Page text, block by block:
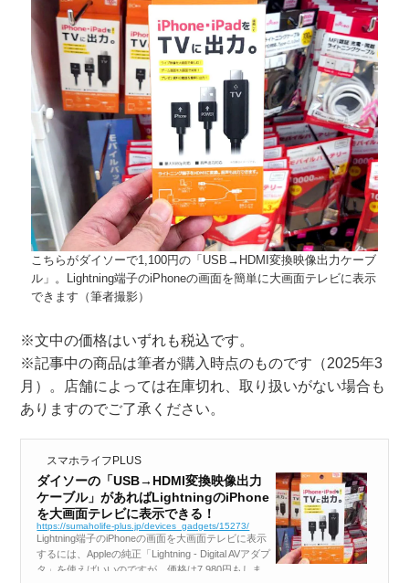
こちらがダイソーで1,100円の「USB→HDMI変換映像出力ケーブ
ル」。Lightning端子のiPhoneの画面を簡単に大画面テレビに表示
できます（筆者撮影）
※文中の価格はいずれも税込です。
※記事中の商品は筆者が購入時点のものです（2025年3
月）。店舗によっては在庫切れ、取り扱いがない場合も
ありますのでご了承ください。
スマホライフPLUS
ダイソーの「USB→HDMI変換映像出力
ケーブル」があればLightningのiPhone
を大画面テレビに表示できる！
https://sumaholife-plus.jp/devices_gadgets/15273/
Lightning端子のiPhoneの画面を大画面テレビに表示
するには、Appleの純正「Lightning - Digital AVアダプ
タ」を使えばいいのですが、価格は7,980円もしま